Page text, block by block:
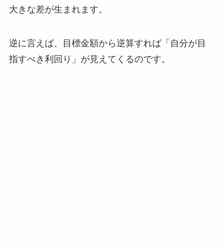
大きな差が生まれます。
逆に言えば、目標金額から逆算すれば「自分が目
指すべき利回り」が見えてくるのです。